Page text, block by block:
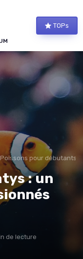
TOPs
Poissons pour débutants
: un
de lecture